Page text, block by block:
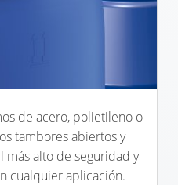
CLOVER
KOREA
MOBILAK
ISRAEL
de acero, polietileno o
tambores abiertos y
más alto de seguridad y
cualquier aplicación.